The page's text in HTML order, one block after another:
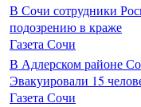
В Сочи сотрудники
подозрению в краже
Газета Сочи
В Адлерском районе
Эвакуировали 15
Газета Сочи